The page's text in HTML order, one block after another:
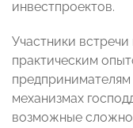
инвестпроектов.
Участники
практическим
механизмах
возможные